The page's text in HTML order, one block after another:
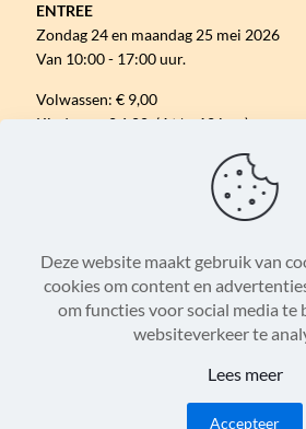
ENTREE
Zondag 24 en maandag 25 mei 2026
Van 10:00 - 17:00 uur.
Volwassen: € 9,00
Kinderen: € 6,00 (4 t/m 12 jaar)
Algemene Voorwaarden
Privacystatement
© 2007 - 2026 Paard &
Deze website maakt gebruik van
cookies om content en
om functies voor social media te
websiteverkeer te
Lees meer
Accepteer